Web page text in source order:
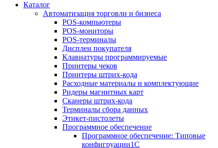
Каталог
Автоматизация торговли и бизнеса
POS-компьютеры
POS-мониторы
POS-терминалы
Дисплеи покупателя
Клавиатуры программируемые
Принтеры чеков
Принтеры штрих-кода
Расходные материалы и комплектующие
Ридеры магнитных карт
Сканеры штрих-кода
Терминалы сбора данных
Этикет-пистолеты
Программное обеспечение
Программное обеспечение: Типовые
конфигруации1С